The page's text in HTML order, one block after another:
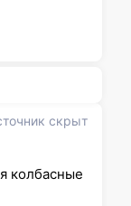
скрыт
колбасные